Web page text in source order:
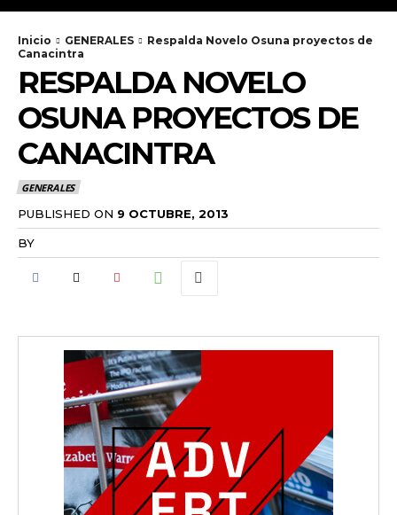
Inicio GENERALES
Respalda Novelo Osuna proyectos de
Canacintra
RESPALDA NOVELO
OSUNA PROYECTOS DE
CANACINTRA
GENERALES
PUBLISHED ON 9 OCTUBRE, 2013
BY